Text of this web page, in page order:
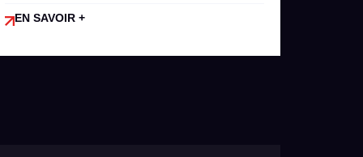
EN SAVOIR +